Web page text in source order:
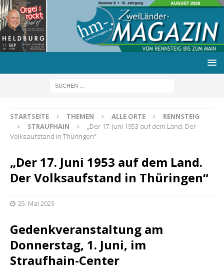
STARTSEITE THEMEN ALLE ORTE
RENNSTEIG
STRAUFHAIN
„Der 17. Juni 1953 auf dem Land. Der
Volksaufstand in Thüringen“
„Der 17. Juni 1953 auf dem Land.
Der Volksaufstand in Thüringen“
25. Mai 2023
Gedenkveranstaltung am
Donnerstag, 1. Juni, im
Straufhain-Center